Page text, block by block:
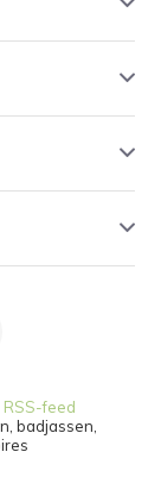
RSS-feed
badjassen,